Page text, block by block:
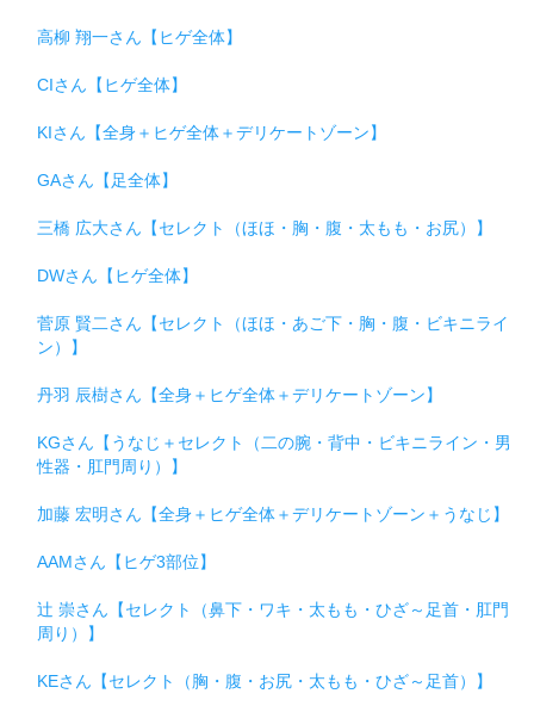
高柳 翔一さん【ヒゲ全体】
CIさん【ヒゲ全体】
KIさん【全身＋ヒゲ全体＋デリケートゾーン】
GAさん【足全体】
三橋 広大さん【セレクト（ほほ・胸・腹・太もも・お尻）】
DWさん【ヒゲ全体】
菅原 賢二さん【セレクト（ほほ・あご下・胸・腹・ビキニライ
ン）】
丹羽 辰樹さん【全身＋ヒゲ全体＋デリケートゾーン】
KGさん【うなじ＋セレクト（二の腕・背中・ビキニライン・男
性器・肛門周り）】
加藤 宏明さん【全身＋ヒゲ全体＋デリケートゾーン＋うなじ】
AAMさん【ヒゲ3部位】
辻 崇さん【セレクト（鼻下・ワキ・太もも・ひざ～足首・肛門
周り）】
KEさん【セレクト（胸・腹・お尻・太もも・ひざ～足首）】